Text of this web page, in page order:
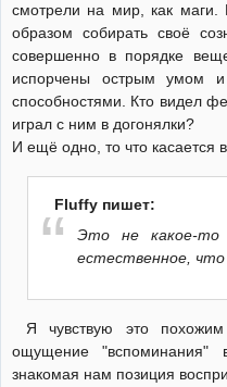
смотрели на мир, как
образом собирать своё
совершенно в порядке
испорчены острым умом
способностями. Кто видел
играл с ним в догонялки?
И ещё одно, то что касается
Fluffy пишет:
Это не какое-то
естественное, что
Я чувствую это
ощущение "вспоминания"
знакомая нам позиция